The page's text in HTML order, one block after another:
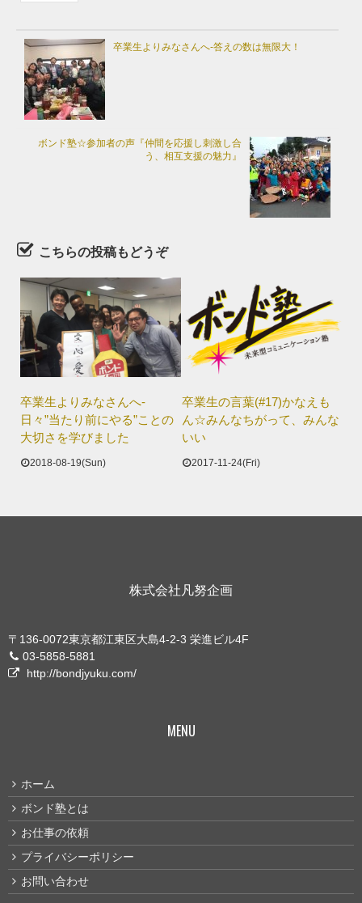
卒業生よりみなさんへ-答えの数は無限大！
ボンド塾☆参加者の声『仲間を応援し刺激し合
う、相互支援の魅力』
こちらの投稿もどうぞ
卒業生よりみなさんへ-
日々”当たり前にやる”ことの
大切さを学びました
2018-08-19(Sun)
卒業生の言葉(#17)かなえも
ん☆みんなちがって、みんな
いい
2017-11-24(Fri)
株式会社凡努企画
〒136-0072東京都江東区大島4-2-3 栄進ビル4F
03-5858-5881
http://bondjyuku.com/
MENU
ホーム
ボンド塾とは
お仕事の依頼
プライバシーポリシー
お問い合わせ